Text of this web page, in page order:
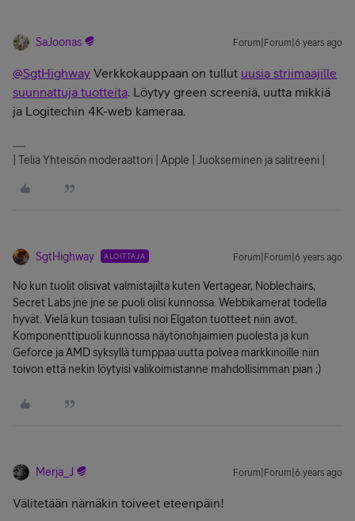
SaJoonas Forum|Forum|6 years ago
@SgtHighway Verkkokauppaan on tullut uusia striimaajille
suunnattuja tuotteita. Löytyy green screeniä, uutta mikkiä
ja Logitechin 4K-web kameraa.
| Telia Yhteisön moderaattori | Apple | Juokseminen ja salitreeni |
SgtHighway ALOITTAJA Forum|Forum|6 years ago
No kun tuolit olisivat valmistajilta kuten Vertagear, Noblechairs,
Secret Labs jne jne se puoli olisi kunnossa. Webbikamerat todella
hyvät. Vielä kun tosiaan tulisi noi Elgaton tuotteet niin avot.
Komponenttipuoli kunnossa näytönohjaimien puolesta ja kun
Geforce ja AMD syksyllä tumppaa uutta polvea markkinoille niin
toivon että nekin löytyisi valikoimistanne mahdollisimman pian ;)
Merja_J Forum|Forum|6 years ago
Välitetään nämäkin toiveet eteenpäin!